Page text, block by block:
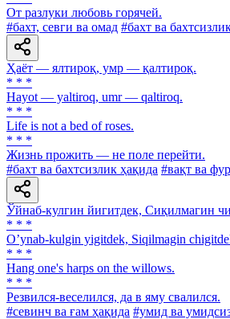
От разлуки любовь горячей.
#бахт, севги ва омад #бахт ва
Ҳаёт — ялтироқ, умр — қалтироқ.
* * *
Hayot — yaltiroq, umr — qaltiroq.
* * *
Life is not a bed of roses.
* * *
Жизнь прожить — не поле перейти.
#бахт ва бахтсизлик ҳақида #вақт ва
Ўйнаб-кулгин йигитдек, Сиқилмагин
* * *
Oʼynab-kulgin yigitdek, Siqilmagin
* * *
Hang one's harps on the willows.
* * *
Резвился-веселился, да в яму свалился.
#севинч ва ғам ҳақида #умид ва